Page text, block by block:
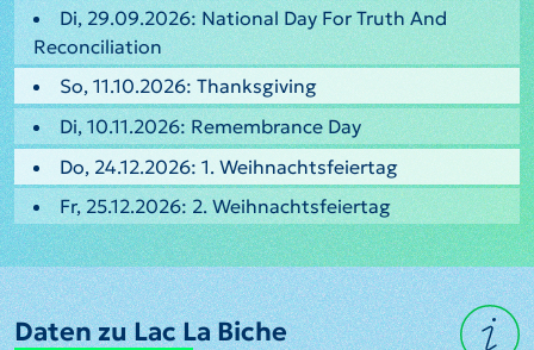
Di, 29.09.2026: National Day For Truth And
Reconciliation
So, 11.10.2026: Thanksgiving
Di, 10.11.2026: Remembrance Day
Do, 24.12.2026: 1. Weihnachtsfeiertag
Fr, 25.12.2026: 2. Weihnachtsfeiertag
Daten zu Lac La Biche